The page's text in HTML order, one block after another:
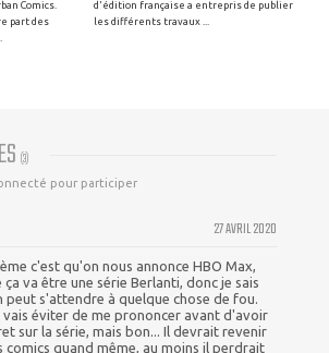
Comics.
part des
d'édition française a entrepris de publier
les différents travaux ...
(3)
pour participer
27 AVRIL 2020
c'est qu'on nous annonce HBO Max,
ça va être une série Berlanti, donc je sais
peut s'attendre à quelque chose de fou.
vais éviter de me prononcer avant d'avoir
sur la série, mais bon... Il devrait revenir
comics quand même, au moins il perdrait